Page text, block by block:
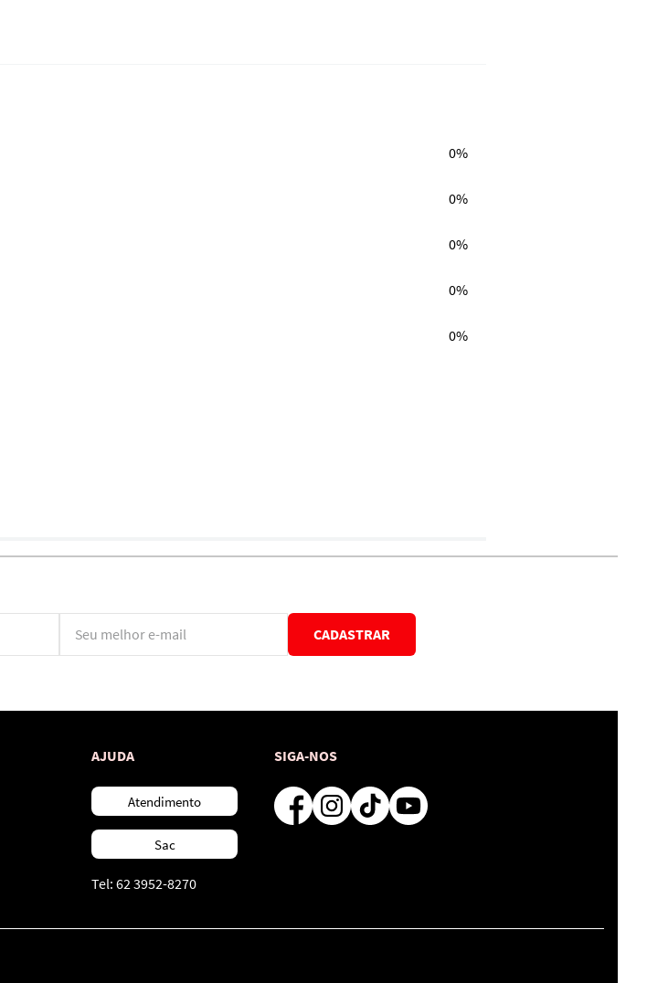
0%
0%
0%
0%
0%
CADASTRAR
AJUDA
Atendimento
Sac
Tel: 62 3952-8270
SIGA-NOS